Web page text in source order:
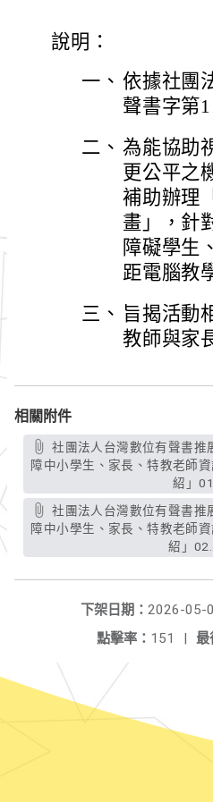
說明：
一、 依據社團
聲書字第
二、 為能協助
更公平之
補助辦理
畫」，針
障礙學生
距電腦教
三、 旨揭活動
教師與家
相關附件
社團法人台灣數位有聲書推展學會辦理「全國1~12年級視
障中小學生、家長、特教老師
紹」
社團法人台灣數位有聲書推展學會辦理「全國1~12年級視
障中小學生、家長、特教老師
紹」
下架日期： 2026-05-
最
點擊率： 151 |